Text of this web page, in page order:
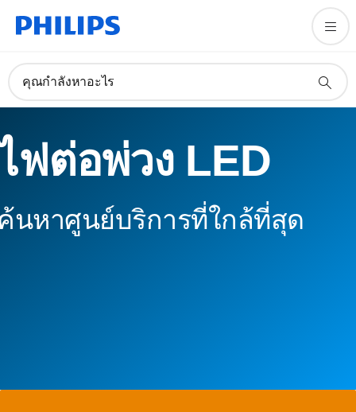
คุณกำลังหาอะไร
ฟต่อพ่วง LED
นหาศูนย์บริการที่ใกล้ที่สุด